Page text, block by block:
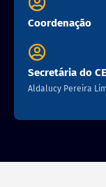
Coordenação
Secretária do
Aldalucy Pereira